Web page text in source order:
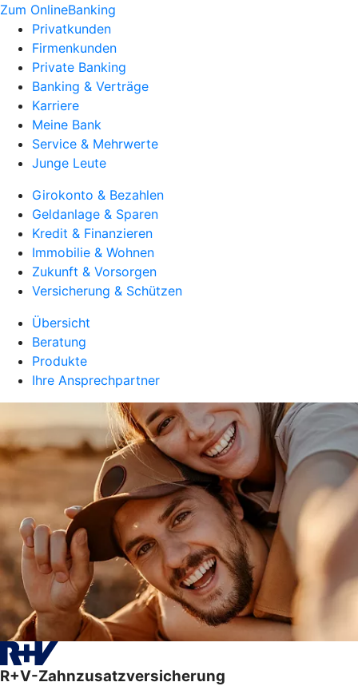
Zum OnlineBanking
Privatkunden
Firmenkunden
Private Banking
Banking & Verträge
Karriere
Meine Bank
Service & Mehrwerte
Junge Leute
Girokonto & Bezahlen
Geldanlage & Sparen
Kredit & Finanzieren
Immobilie & Wohnen
Zukunft & Vorsorgen
Versicherung & Schützen
Übersicht
Beratung
Produkte
Ihre Ansprechpartner
R+V-Zahnzusatzversicherung